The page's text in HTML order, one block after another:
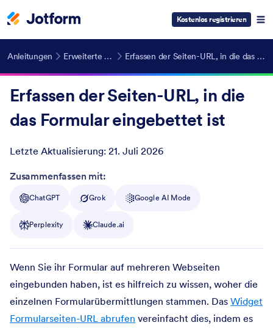
Kostenlos registrieren
Anleitungen Erweiterte Funktionen Erfassen der Seiten-URL, in die das Formular eingebettet ist
Erfassen der Seiten-URL, in die
das Formular eingebettet ist
Letzte Aktualisierung: 21. Juli 2026
Post ID
Zusammenfassen mit:
ChatGPT Grok Google AI Mode
Perplexity Claude.ai
Wenn Sie ihr Formular auf mehreren Webseiten
eingebunden haben, ist es hilfreich zu wissen, woher die
einzelnen Formularübermittlungen stammen. Das Widget
Formularseiten-URL abrufen vereinfacht dies, indem es